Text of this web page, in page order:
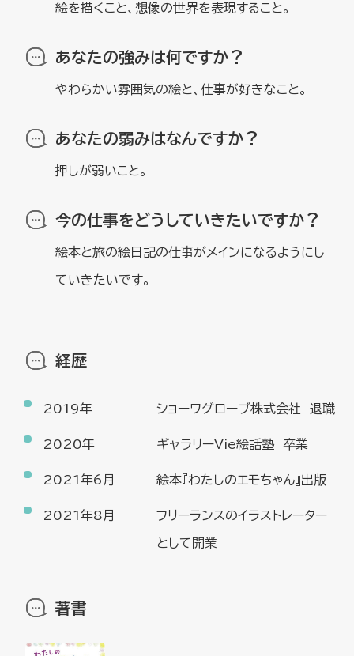
絵を描くこと、想像の世界を表現すること。
あなたの強みは何ですか？
やわらかい雰囲気の絵と、仕事が好きなこと。
あなたの弱みはなんですか？
押しが弱いこと。
今の仕事をどうしていきたいですか？
絵本と旅の絵日記の仕事がメインになるようにし
ていきたいです。
経歴
2019年 ショーワグローブ株式会社 退職
2020年 ギャラリーVie絵話塾 卒業
2021年6月 絵本『わたしのエモちゃん』出版
2021年8月 フリーランスのイラストレーター
として開業
著書